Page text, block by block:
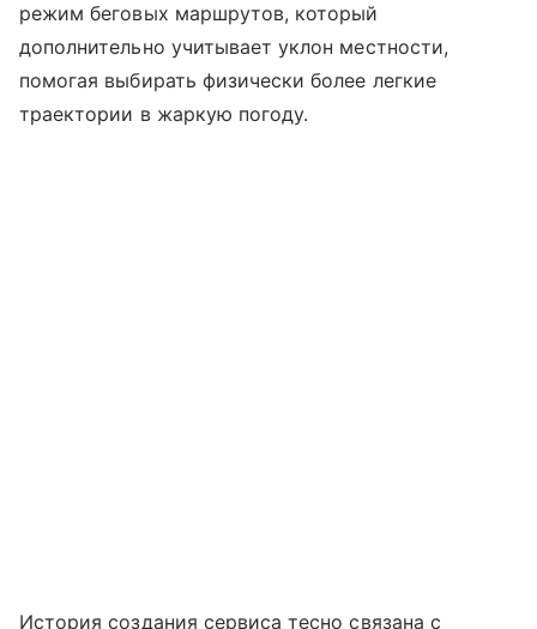
режим беговых маршрутов, который
дополнительно учитывает уклон местности,
помогая выбирать физически более легкие
траектории в жаркую погоду.
История создания сервиса тесно связана с